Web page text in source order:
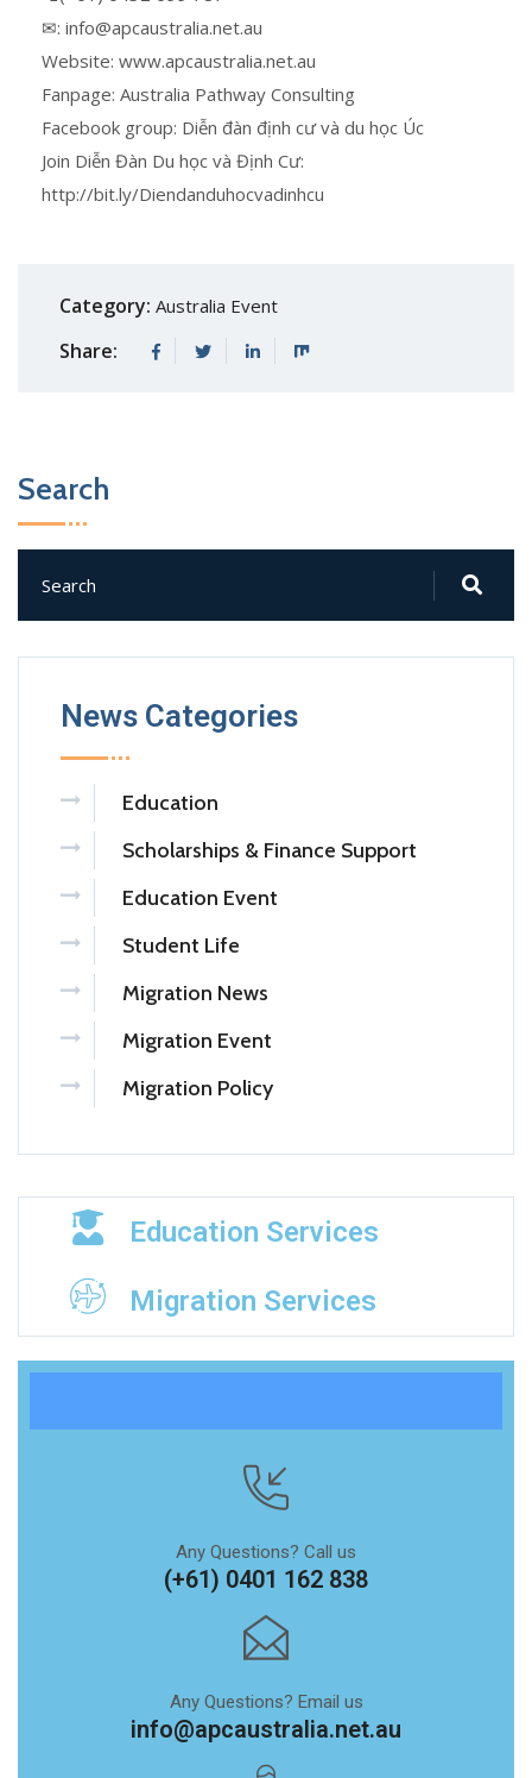
✉: info@apcaustralia.net.au
Website: www.apcaustralia.net.au
Fanpage: Australia Pathway Consulting
Facebook group: Diễn đàn định cư và du học Úc
Join Diễn Đàn Du học và Định Cư:
http://bit.ly/Diendanduhocvadinhcu
Category: Australia Event
Share:
Search
News Categories
Education
Scholarships & Finance Support
Education Event
Student Life
Migration News
Migration Event
Migration Policy
Education Services
Migration Services
Any Questions? Call us
(+61) 0401 162 838
Any Questions? Email us
info@apcaustralia.net.au